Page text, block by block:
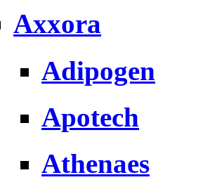
Axxora
Adipogen
Apotech
Athenaes